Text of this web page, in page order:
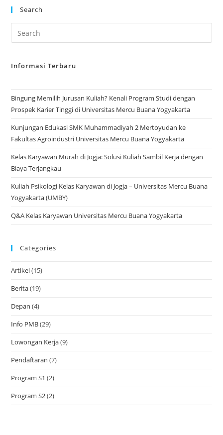
Search
Informasi Terbaru
Bingung Memilih Jurusan Kuliah? Kenali Program Studi dengan
Prospek Karier Tinggi di Universitas Mercu Buana Yogyakarta
Kunjungan Edukasi SMK Muhammadiyah 2 Mertoyudan ke
Fakultas Agroindustri Universitas Mercu Buana Yogyakarta
Kelas Karyawan Murah di Jogja: Solusi Kuliah Sambil Kerja dengan
Biaya Terjangkau
Kuliah Psikologi Kelas Karyawan di Jogja – Universitas Mercu Buana
Yogyakarta (UMBY)
Q&A Kelas Karyawan Universitas Mercu Buana Yogyakarta
Categories
Artikel(15)
Berita(19)
Depan (4)
Info PMB(29)
Lowongan Kerja(9)
Pendaftaran (7)
Program S1 (2)
Program S2(2)